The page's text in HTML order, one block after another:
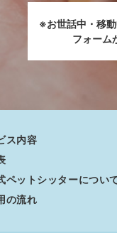
※お世話中・移動
フォーム
ス内容
ペットシッターについ
の流れ